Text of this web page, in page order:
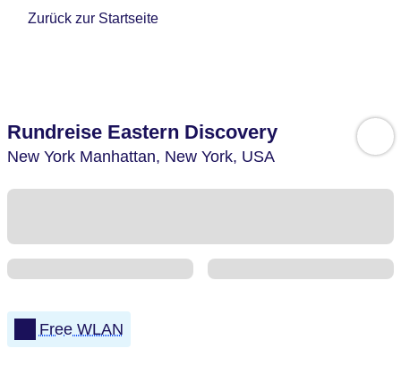
Zurück zur Startseite
Rundreise Eastern Discovery
New York Manhattan, New York, USA
Free WLAN